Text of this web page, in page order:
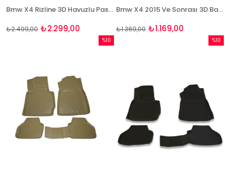
Bmw X4 Rizline 3D Havuzlu Paspas
₺2.299,00
₺2.499,00
Bmw X4 2015 Ve Sonrası 3D Bagaj Havuzu Bizymo
₺1.169,00
₺1.369,00
%10
%10